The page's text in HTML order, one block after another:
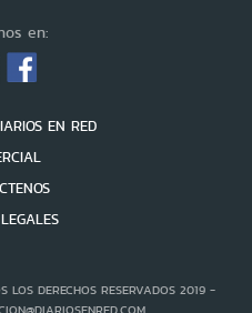
en:
EN RED
LOS DERECHOS RESERVADOS 2019 -